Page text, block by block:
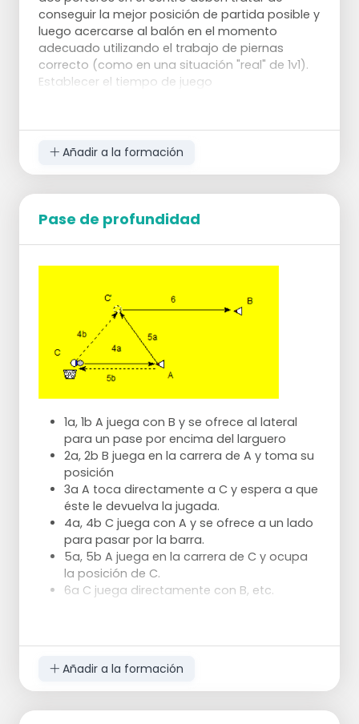
conseguir la mejor posición de partida posible y
luego acercarse al balón en el momento
adecuado utilizando el trabajo de piernas
correcto (como en una situación "real" de 1v1).
Establecer el tiempo de juego
Añadir a la formación
Pase de profundidad
1a, 1b A juega con B y se ofrece al lateral
para un pase por encima del larguero
2a, 2b B juega en la carrera de A y toma su
posición
3a A toca directamente a C y espera a que
éste le devuelva la jugada.
4a, 4b C juega con A y se ofrece a un lado
para pasar por la barra.
5a, 5b A juega en la carrera de C y ocupa
la posición de C.
6a C juega directamente con B, etc.
Este es un ejercicio básico para un 1,2.
Los mejores jugadores también necesitan
Añadir a la formación